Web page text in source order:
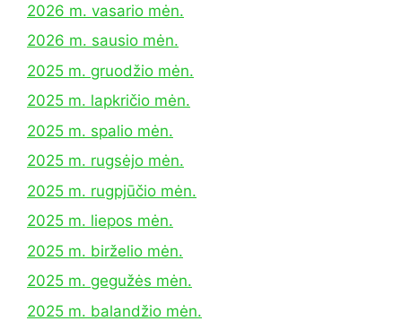
2026 m. vasario mėn.
2026 m. sausio mėn.
2025 m. gruodžio mėn.
2025 m. lapkričio mėn.
2025 m. spalio mėn.
2025 m. rugsėjo mėn.
2025 m. rugpjūčio mėn.
2025 m. liepos mėn.
2025 m. birželio mėn.
2025 m. gegužės mėn.
2025 m. balandžio mėn.